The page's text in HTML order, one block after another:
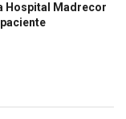
Hospital Madrecor